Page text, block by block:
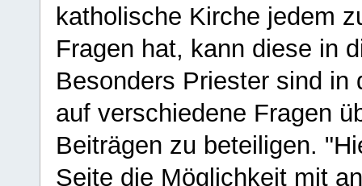
katholische Kirche jedem
Fragen hat, kann diese in
Besonders Priester sind in
auf verschiedene Fragen
Beiträgen zu beteiligen.
Seite die Möglichkeit mit